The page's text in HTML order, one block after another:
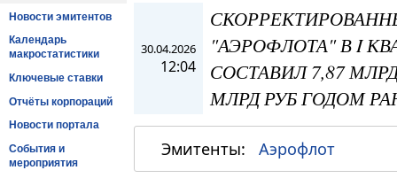
Новости эмитентов
Календарь
макростатистики
Ключевые ставки
Отчёты корпораций
Новости портала
События и
мероприятия
30.04.2026
12:04
"АЭРОФЛОТА" В I
СОСТАВИЛ 7,87
МЛРД РУБ ГОДОМ
Эмитенты: Аэрофлот